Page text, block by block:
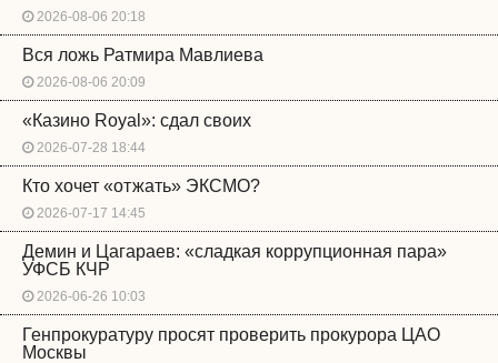
2026-08-06 20:18
Вся ложь Ратмира Мавлиева
2026-08-06 20:09
«Казино Royal»: сдал своих
2026-07-28 18:44
Кто хочет «отжать» ЭКСМО?
2026-07-17 14:45
Демин и Цагараев: «сладкая коррупционная пара»
УФСБ КЧР
2026-06-26 10:03
Генпрокуратуру просят проверить прокурора ЦАО
Москвы